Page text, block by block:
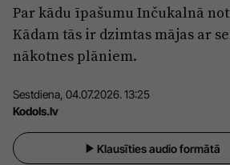
Pašvaldības
Izglītība
Ģimene
Vide
Dzīve
Par kādu īpašumu Inčukalnā
Kādam tās ir dzimtas mājas ar
nākotnes plāniem.
Sestdiena, 04.07.2026. 13:25
Kodols.lv
Klausīties audio formātā